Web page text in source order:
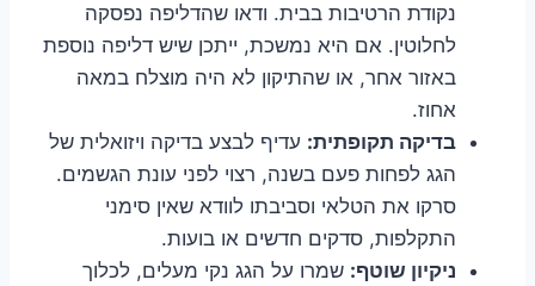
נקודת הרטיבות בבית. ודאו שהדליפה נפסקה
לחלוטין. אם היא נמשכת, ייתכן שיש דליפה נוספת
באזור אחר, או שהתיקון לא היה מוצלח במאה
אחוז.
בדיקה תקופתית: עדיף לבצע בדיקה ויזואלית של
הגג לפחות פעם בשנה, רצוי לפני עונת הגשמים.
סרקו את הטלאי וסביבתו לוודא שאין סימני
התקלפות, סדקים חדשים או בועות.
ניקיון שוטף: שמרו על הגג נקי מעלים, לכלוך